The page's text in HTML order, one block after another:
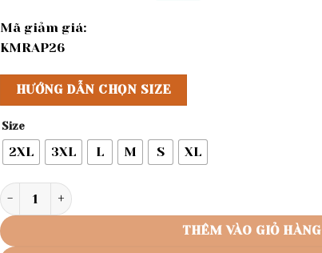
Mã giảm giá:
KMRAP26
HƯỚNG DẪN CHỌN SIZE
Size
2XL 3XL L M S XL
Rập giấy A0 bộ quần suông áo thun mã 1655 số lượng
THÊM VÀO GIỎ HÀNG